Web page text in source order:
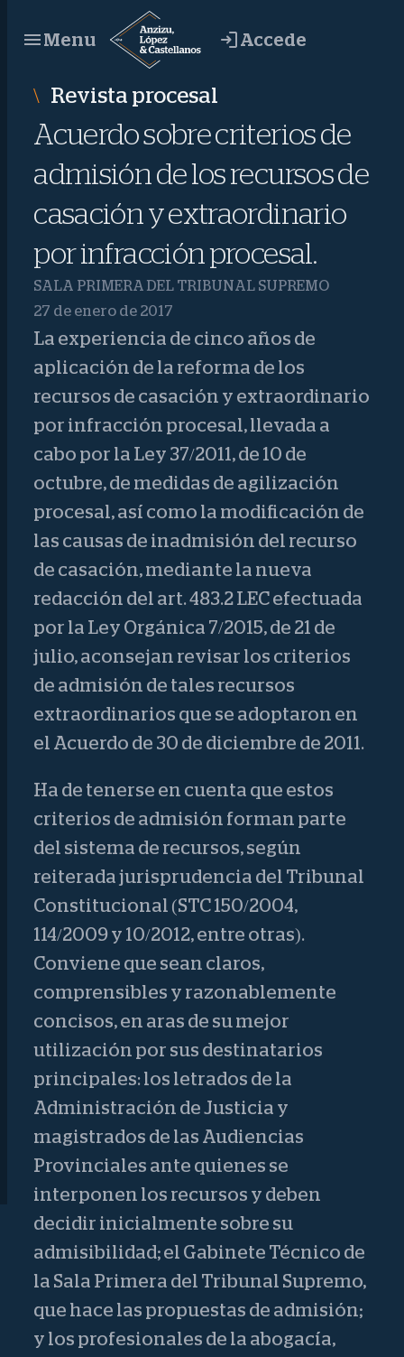
contenido
Menu Accede
Revista procesal
Acuerdo sobre criterios de
admisión de los recursos de
casación y extraordinario
por infracción procesal.
SALA PRIMERA DEL TRIBUNAL SUPREMO
27 de enero de 2017
La experiencia de cinco años de
aplicación de la reforma de los
recursos de casación y extraordinario
por infracción procesal, llevada a
cabo por la Ley 37/2011, de 10 de
octubre, de medidas de agilización
procesal, así como la modificación de
las causas de inadmisión del recurso
de casación, mediante la nueva
redacción del art. 483.2 LEC efectuada
por la Ley Orgánica 7/2015, de 21 de
julio, aconsejan revisar los criterios
de admisión de tales recursos
extraordinarios que se adoptaron en
el Acuerdo de 30 de diciembre de 2011.
Ha de tenerse en cuenta que estos
criterios de admisión forman parte
del sistema de recursos, según
reiterada jurisprudencia del Tribunal
Constitucional (STC 150/2004,
114/2009 y 10/2012, entre otras).
Conviene que sean claros,
comprensibles y razonablemente
concisos, en aras de su mejor
utilización por sus destinatarios
principales: los letrados de la
Administración de Justicia y
magistrados de las Audiencias
Provinciales ante quienes se
interponen los recursos y deben
decidir inicialmente sobre su
admisibilidad; el Gabinete Técnico de
la Sala Primera del Tribunal Supremo,
que hace las propuestas de admisión;
y los profesionales de la abogacía,